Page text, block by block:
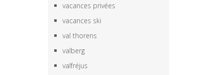
vacances privées
vacances ski
val thorens
valberg
valfréjus